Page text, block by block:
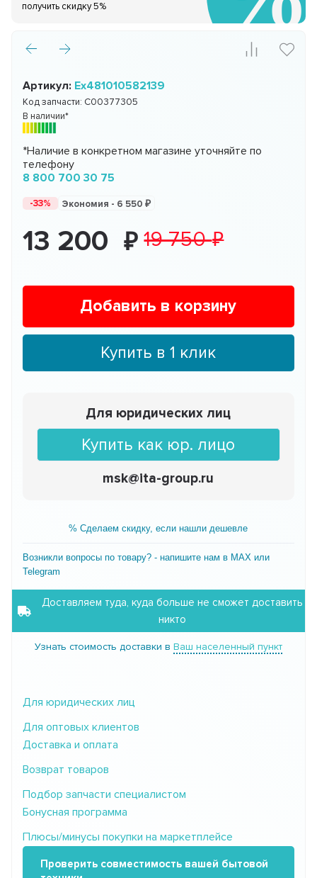
получить скидку 5%
Артикул: Ex481010582139
Код запчасти: C00377305
В наличии*
*Наличие в конкретном магазине уточняйте по
телефону
8 800 700 30 75
-33% Экономия - 6 550
13 200 19 750
Добавить в корзину
Купить в 1 клик
Для юридических лиц
Купить как юр. лицо
msk@ita-group.ru
% Сделаем скидку, если нашли дешевле
Возникли вопросы по товару? - напишите нам в MAX или
Telegram
Доставляем туда, куда больше не сможет доставить
никто
Узнать стоимость доставки в Ваш населенный пункт
Для юридических лиц
Для оптовых клиентов
Доставка и оплата
Возврат товаров
Подбор запчасти специалистом
Бонусная программа
Плюсы/минусы покупки на маркетплейсе
Проверить совместимость вашей бытовой